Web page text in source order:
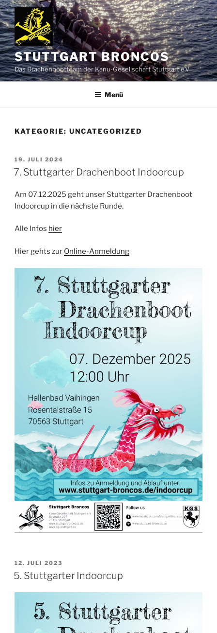
Zum
Inhalt
springen
STUTTGART BRONCOS
Das Drachenbootteam der Kanu-Gesellschaft Stuttgart e.V.
Menü
KATEGORIE: UNCATEGORIZED
VERÖFFENTLICHT
AM
19. JULI 2024
7. Stuttgarter Drachenboot Indoorcup
Am 07.12.2025 geht unser Stuttgarter Drachenboot
Indoorcup in die nächste Runde.
Alle Infos hier
Hier gehts zur Online-Anmeldung
VERÖFFENTLICHT
AM
12. JULI 2023
5. Stuttgarter Indoorcup